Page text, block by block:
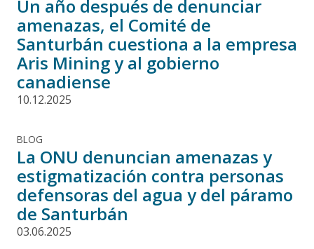
Un año después de denunciar
amenazas, el Comité de
Santurbán cuestiona a la empresa
Aris Mining y al gobierno
canadiense
10.12.2025
BLOG
La ONU denuncian amenazas y
estigmatización contra personas
defensoras del agua y del páramo
de Santurbán
03.06.2025